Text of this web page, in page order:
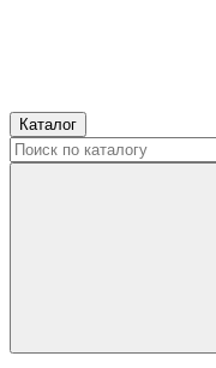
Каталог